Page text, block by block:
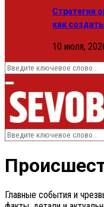
Стратегия
как
10 июля,
Search
Primary
Menu
Search
Главные события и